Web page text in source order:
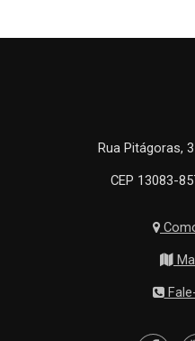
Rua Pitágoras,
CEP 13083-